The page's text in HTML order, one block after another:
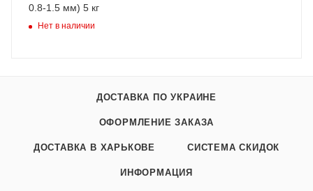
0.8-1.5 мм) 5 кг
Нет в наличии
ДОСТАВКА ПО УКРАИНЕ
ОФОРМЛЕНИЕ ЗАКАЗА
ДОСТАВКА В ХАРЬКОВЕ СИСТЕМА СКИДОК
ИНФОРМАЦИЯ